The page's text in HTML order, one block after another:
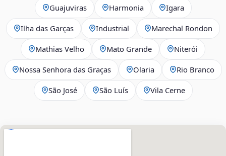
Guajuviras Harmonia Igara
Ilha das Garças Industrial Marechal Rondon
Mathias Velho Mato Grande Niterói
Nossa Senhora das Graças Olaria Rio Branco
São José São Luís Vila Cerne